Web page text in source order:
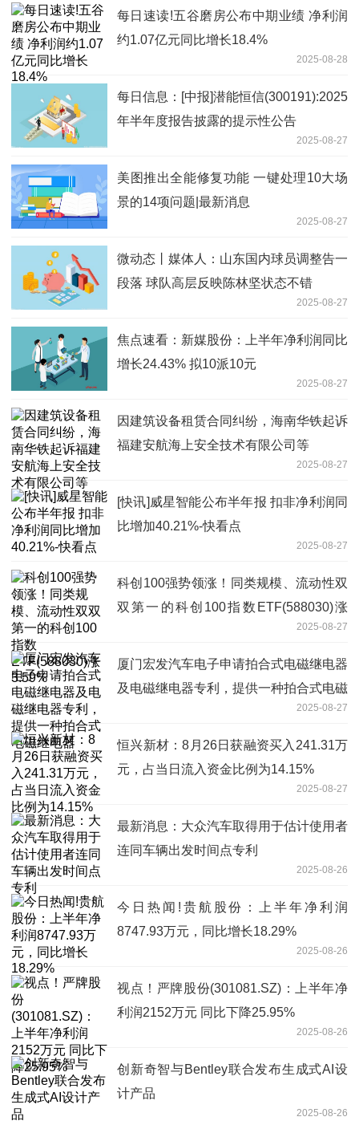
每日速读!五谷磨房公布中期业绩 净利润
约1.07亿元同比增长18.4%
2025-08-28
每日信息：[中报]潜能恒信(300191):2025
年半年度报告披露的提示性公告
2025-08-27
美图推出全能修复功能 一键处理10大场
景的14项问题|最新消息
2025-08-27
微动态丨媒体人：山东国内球员调整告一
段落 球队高层反映陈林坚状态不错
2025-08-27
焦点速看：新媒股份：上半年净利润同比
增长24.43% 拟10派10元
2025-08-27
因建筑设备租赁合同纠纷，海南华铁起诉
福建安航海上安全技术有限公司等
2025-08-27
[快讯]威星智能公布半年报 扣非净利润同
比增加40.21%-快看点
2025-08-27
科创100强势领涨！同类规模、流动性双
双第一的科创100指数ETF(588030)涨
2025-08-27
厦门宏发汽车电子申请拍合式电磁继电器
及电磁继电器专利，提供一种拍合式电磁
2025-08-27
恒兴新材：8月26日获融资买入241.31万
元，占当日流入资金比例为14.15%
2025-08-27
最新消息：大众汽车取得用于估计使用者
连同车辆出发时间点专利
2025-08-26
今日热闻!贵航股份：上半年净利润
8747.93万元，同比增长18.29%
2025-08-26
视点！严牌股份(301081.SZ)：上半年净
利润2152万元 同比下降25.95%
2025-08-26
创新奇智与Bentley联合发布生成式AI设
计产品
2025-08-26